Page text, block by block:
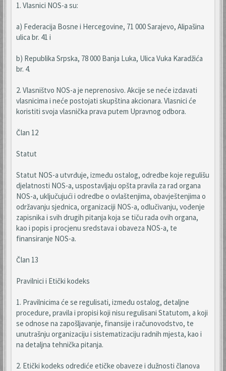
1. Vlasnici NOS-a su:
a) Federacija Bosne i Hercegovine, 71 000 Sarajevo, Alipašina
ulica br. 41 i
b) Republika Srpska, 78 000 Banja Luka, Ulica Vuka Karadžića
br. 4.
2. Vlasništvo NOS-a je neprenosivo. Akcije se neće izdavati
vlasnicima i neće postojati skupština akcionara. Vlasnici će
koristiti svoja vlasnička prava putem Upravnog odbora.
Član 12
Statut
Statut NOS-a utvrđuje, između ostalog, odredbe koje regulišu
djelatnosti NOS-a, uspostavljaju opšta pravila za rad organa
NOS-a, uključujući i odredbe o ovlaštenjima, obavještenjima o
održavanju sjednica, organizaciji NOS-a, odlučivanju, vođenje
zapisnika i svih drugih pitanja koja se tiču rada ovih organa,
kao i popis i procjenu sredstava i obaveza NOS-a, te
finansiranje NOS-a.
Član 13
Pravilnici i Etički kodeks
1. Pravilnicima će se regulisati, između ostalog, detaljne
procedure, pravila i propisi koji nisu regulisani Statutom, a koji
se odnose na zapošljavanje, finansije i računovodstvo, te
unutrašnju organizaciju i sistematizaciju radnih mjesta, kao i
na detaljna tehnička pitanja.
2. Etički kodeks odrediće etičke obaveze i dužnosti članova